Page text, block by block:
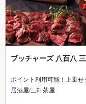
ブッチャーズ 八百八
ポイント利用可能！上乗
居酒屋/三軒茶屋